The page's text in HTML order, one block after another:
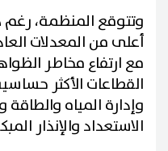
وتتوقع المنظمة، رغم
أعلى من المعدلات
مع ارتفاع مخاطر
القطاعات الأكثر
وإدارة المياه والطاقة
الاستعداد والإنذار